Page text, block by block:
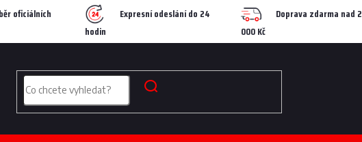
oficiálních
Expresní odeslání do 24
hodin
Doprava zdarma nad 2
000 Kč